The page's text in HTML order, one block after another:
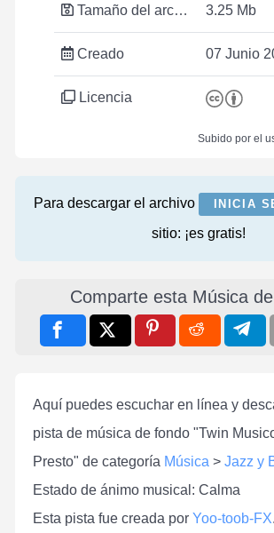
Tamaño del archivo 3.25 Mb
Creado 07 Junio
Licencia
Subido por el
Para descargar el archivo INICIA
sitio: ¡es gratis!
Comparte esta Música
Aquí puedes escuchar en línea y
pista de música de fondo "Twin
Presto" de categoría Música > Jazz y
Estado de ánimo musical: Calma
Esta pista fue creada por Yoo-toob-FX.